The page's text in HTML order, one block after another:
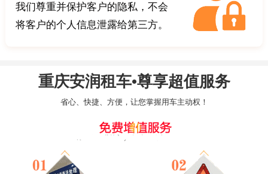
我们尊重并保护客户的隐私，不会
将客户的个人信息泄露给第三方。
重庆安润租车•尊享超值服务
省心、快捷、方便，让您掌握用车主动权！